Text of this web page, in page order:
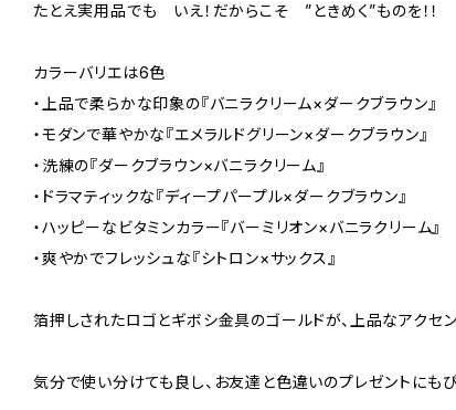
たとえ実用品でも いえ！だからこそ ”ときめく”ものを！！
カラーバリエは6色
・上品で柔らかな印象の『バニラクリーム×ダークブラウン』
・モダンで華やかな『エメラルドグリーン×ダークブラウン』
・洗練の『ダークブラウン×バニラクリーム』
・ドラマティックな『ディープパープル×ダークブラウン』
・ハッピーなビタミンカラー『バーミリオン×バニラクリーム』
・爽やかでフレッシュな『シトロン×サックス』
箔押しされたロゴとギボシ金具のゴールドが、上品なアクセン
気分で使い分けても良し、お友達と色違いのプレゼントにも